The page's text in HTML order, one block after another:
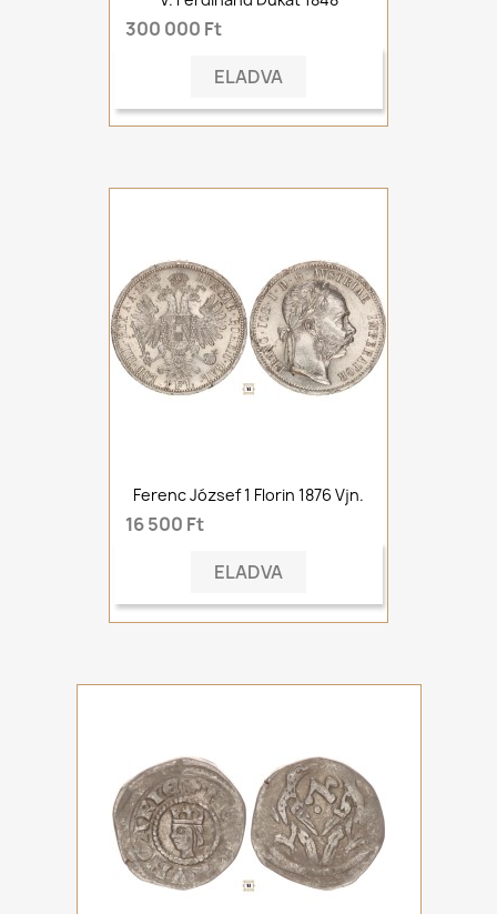
300 000 Ft
ELADVA
Ferenc József 1 Florin 1876 Vjn.
16 500 Ft
ELADVA